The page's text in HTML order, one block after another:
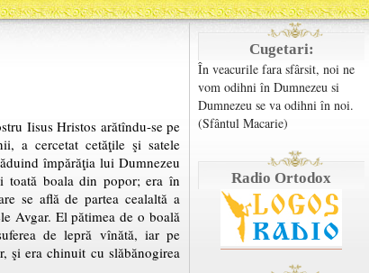
Cugetari:
În veacurile fara sfârsit, noi ne
vom odihni în Dumnezeu si
Dumnezeu se va odihni în noi.
(Sfântul Macarie)
Radio Ortodox
Iisus Hristos arătîndu-se pe
a cercetat cetăţile şi satele
împărăţia lui Dumnezeu
toată boala din popor; era în
se află de partea cealaltă a
Avgar. El pătimea de o boală
de lepră vînătă, iar pe
şi era chinuit cu slăbănogirea